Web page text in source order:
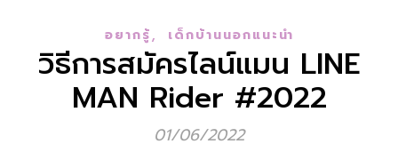
อยากรู้, เด็กบ้านนอกแนะนำ
วิธีการสมัครไลน์แมน LINE
MAN Rider #2022
01/06/2022